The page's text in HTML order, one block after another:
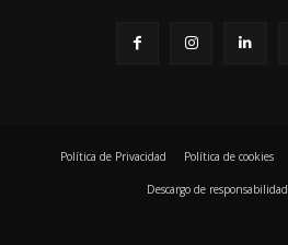
Política de Privacidad Política de cookies
Descargo de responsabilidad